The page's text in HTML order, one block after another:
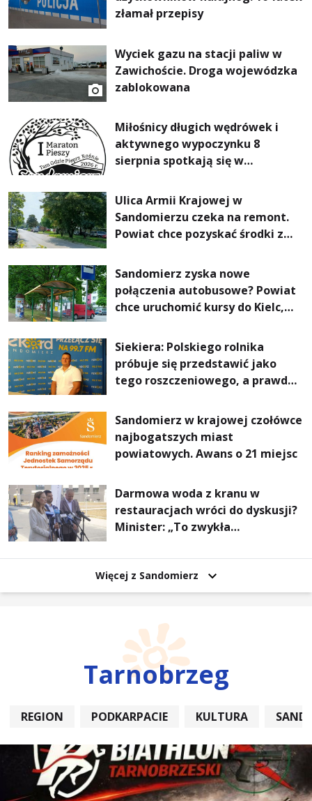
złamał przepisy
Wyciek gazu na stacji paliw w
Zawichoście. Droga wojewódzka
zablokowana
Miłośnicy długich wędrówek i
aktywnego wypoczynku 8
sierpnia spotkają się w
Pieszym „Tam Gdzie Pieprz
Rośnie”
Ulica Armii Krajowej w
Sandomierzu czeka na remont.
Powiat chce pozyskać środki z
Dróg
Sandomierz zyska nowe
połączenia autobusowe? Powiat
chce uruchomić kursy do Kielc,
Siekiera: Polskiego rolnika
próbuje się przedstawić jako
tego roszczeniowego, a prawda
Sandomierz w krajowej czołówce
najbogatszych miast
powiatowych. Awans o 21 miejsc
Darmowa woda z kranu w
restauracjach wróci do dyskusji?
Minister: „To zwykła
Więcej z Sandomierz
Tarnobrzeg
REGION PODKARPACIE KULTURA